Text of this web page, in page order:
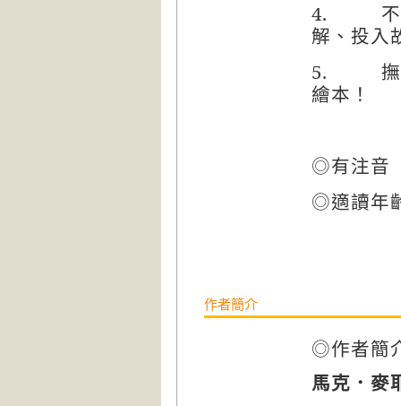
4.
解、投入
5.
繪本！
◎有注音
◎適讀年
作者簡介
◎作者簡
馬克．麥